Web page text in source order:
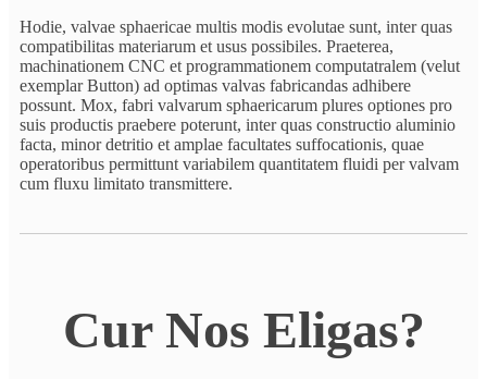
Hodie, valvae sphaericae multis modis evolutae sunt, inter quas
compatibilitas materiarum et usus possibiles. Praeterea,
machinationem CNC et programmationem computatralem (velut
exemplar Button) ad optimas valvas fabricandas adhibere
possunt. Mox, fabri valvarum sphaericarum plures optiones pro
suis productis praebere poterunt, inter quas constructio aluminio
facta, minor detritio et amplae facultates suffocationis, quae
operatoribus permittunt variabilem quantitatem fluidi per valvam
cum fluxu limitato transmittere.
Cur Nos Eligas?